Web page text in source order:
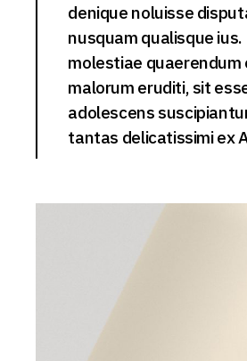
denique noluisse
nusquam qualisque
molestiae quaerendum
malorum eruditi, sit
adolescens
tantas delicatissimi ex